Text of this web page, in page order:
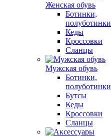
Женская обувь
Ботинки,
полуботинки
Кеды
Кроссовки
Сланцы
Мужская обувь
Ботинки,
полуботинки
Бутсы
Кеды
Кроссовки
Сланцы